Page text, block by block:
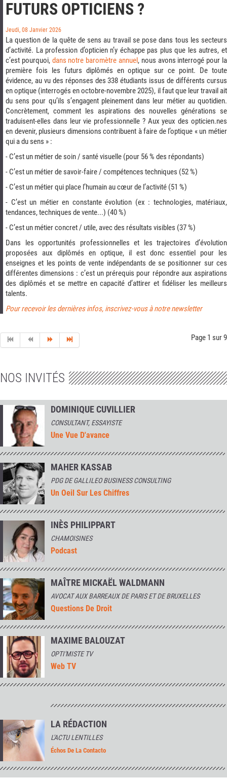
FUTURS OPTICIENS ?
Jeudi, 08 Janvier 2026
La question de la quête de sens au travail se pose dans tous les secteurs
d’activité. La profession d’opticien n’y échappe pas plus que les autres, et
c’est pourquoi, dans notre baromètre annuel, nous avons interrogé pour la
première fois les futurs diplômés en optique sur ce point. De toute
évidence, au vu des réponses des 338 étudiants issus de différents cursus
en optique (interrogés en octobre-novembre 2025), il faut que leur travail ait
du sens pour qu’ils s’engagent pleinement dans leur métier au quotidien.
Concrètement, comment les aspirations des nouvelles générations se
traduisent-elles dans leur vie professionnelle ? Aux yeux des opticien.nes
en devenir, plusieurs dimensions contribuent à faire de l’optique « un métier
qui a du sens » :
- C’est un métier de soin / santé visuelle (pour 56 % des répondants)
- C’est un métier de savoir-faire / compétences techniques (52 %)
- C’est un métier qui place l’humain au cœur de l’activité (51 %)
- C’est un métier en constante évolution (ex : technologies, matériaux,
tendances, techniques de vente...) (40 %)
- C’est un métier concret / utile, avec des résultats visibles (37 %)
Dans les opportunités professionnelles et les trajectoires d’évolution
proposées aux diplômés en optique, il est donc essentiel pour les
enseignes et les points de vente indépendants de se positionner sur ces
différentes dimensions : c’est un prérequis pour répondre aux aspirations
des diplômés et se mettre en capacité d’attirer et fidéliser les meilleurs
talents.
Pour recevoir les dernières infos, inscrivez-vous à notre newsletter
Page 1 sur 9
NOS INVITÉS
DOMINIQUE CUVILLIER
CONSULTANT, ESSAYISTE
Une Vue D'avance
MAHER KASSAB
PDG DE GALLILEO BUSINESS CONSULTING
Un Oeil Sur Les Chiffres
INÈS PHILIPPART
CHAMOISINES
Podcast
MAÎTRE MICKAËL WALDMANN
AVOCAT AUX BARREAUX DE PARIS ET DE BRUXELLES
Questions De Droit
MAXIME BALOUZAT
OPTI'MISTE TV
Web TV
LA RÉDACTION
L'ACTU LENTILLES
Échos De La Contacto